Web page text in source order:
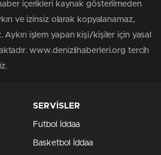
içerikleri kaynak gösterilmeden
ve izinsiz olarak kopyalanamaz,
Aykırı işlem yapan kişi/kişiler için yasal
www.denizlihaberleri.org tercih
SERVİSLER
Futbol İddaa
Basketbol İddaa